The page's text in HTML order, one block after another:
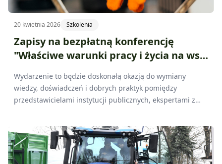
20 kwietnia 2026 Szkolenia
Zapisy na bezpłatną konferencję
"Właściwe warunki pracy i życia na wsi
rolnictwa"
Wydarzenie to będzie doskonałą okazją do wymiany
wiedzy, doświadczeń i dobrych praktyk pomiędzy
przedstawicielami instytucji publicznych, ekspertami z
nowoczesne rolnictwo nie może istnieć bez zapewnienia
odpowiednich warunków pracy oraz dbałości o
bezpieczeństwo osób pracujących i mieszkających na